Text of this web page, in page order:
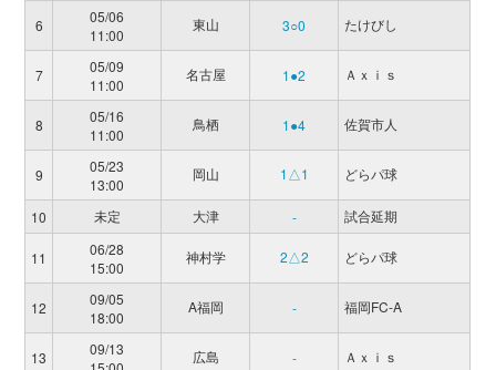
6
05/06
11:00
東山 3○0 たけびし
7
05/09
11:00
名古屋 1●2 Ａｘｉｓ
8
05/16
11:00
鳥栖 1●4 佐賀市人
9
05/23
13:00
岡山 1△1 どらパ球
10 未定 大津 - 試合延期
11
06/28
15:00
神村学 2△2 どらパ球
12
09/05
18:00
A福岡 - 福岡FC-A
13
09/13
広島 - Ａｘｉｓ